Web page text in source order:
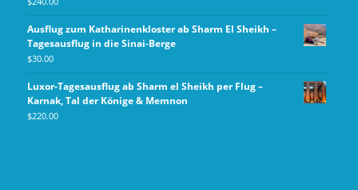
Ausflug zum Katharinenkloster ab Sharm El Sheikh –
Tagesausflug in die Sinai-Berge
$30.00
Luxor‑Tagesausflug ab Sharm el Sheikh per Flug –
Karnak, Tal der Könige & Memnon
$220.00